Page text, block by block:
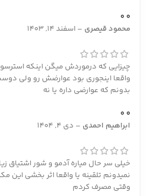
0
0
محمود قیصری – اسفند 14, 1403
چیزایی که درموردش میگن اینکه
واقعا اینجوری بود عوارضش رو ولی
بدونم که عوارضی داره یا نه
0
0
ابراهیم احمدی – دی 4, 1404
خیلی سر حال میاره آدمو و شور اشتیاق
نمیدونم تلقینه یا واقعا اثر بخشی این
وقتی مصرف کردم